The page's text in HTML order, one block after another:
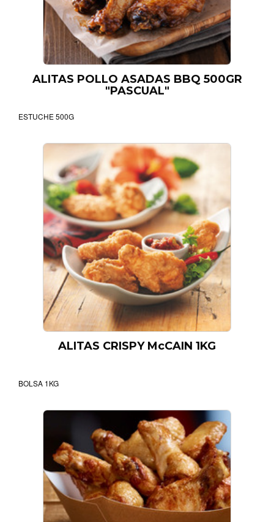
ALITAS POLLO ASADAS BBQ 500GR
"PASCUAL"
ESTUCHE 500G
ALITAS CRISPY McCAIN 1KG
BOLSA 1KG